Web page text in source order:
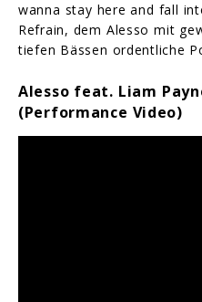
wanna stay here and fall
Refrain, dem Alesso mit
tiefen Bässen ordentliche
Alesso feat. Liam
(Performance Video)